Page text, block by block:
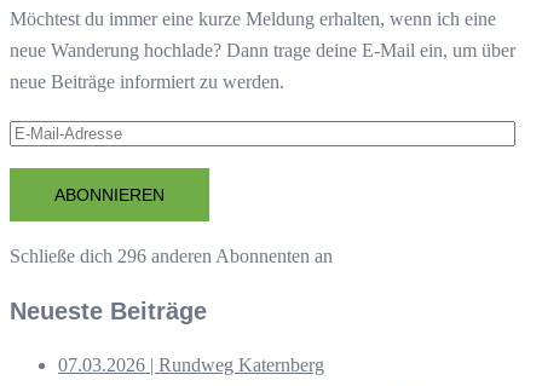
Möchtest du immer eine kurze Meldung erhalten, wenn ich eine
neue Wanderung hochlade? Dann trage deine E-Mail ein, um über
neue Beiträge informiert zu werden.
E-
AdresseABONNIEREN
Schließe dich 296 anderen Abonnenten an
Neueste Beiträge
07.03.2026 | Rundweg Katernberg